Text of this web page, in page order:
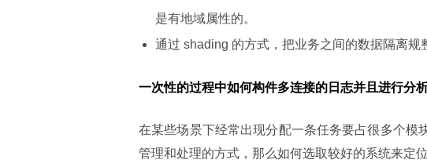
是有地域属性的。
通过 shading 的方式，把业务之间的数据隔离规
一次性的过程中如何构件多连接的日志并且进行分
在某些场景下经常出现分配一条任务要占很多个
管理和处理的方式，那么如何选取较好的系统来定